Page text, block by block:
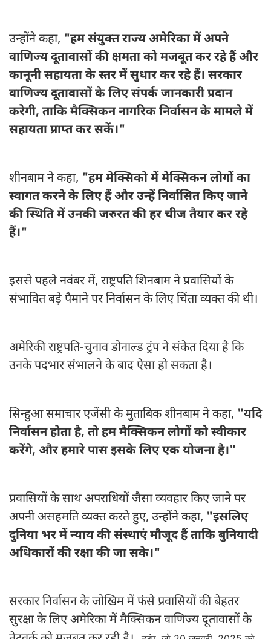
उन्होंने कहा, "हम संयुक्त राज्य अमेरिका में अपने
वाणिज्य दूतावासों की क्षमता को मजबूत कर रहे हैं और
कानूनी सहायता के स्तर में सुधार कर रहे हैं। सरकार
वाणिज्य दूतावासों के लिए संपर्क जानकारी प्रदान
करेगी, ताकि मैक्सिकन नागरिक निर्वासन के मामले में
सहायता प्राप्त कर सकें।"
शीनबाम ने कहा, "हम मेक्सिको में मेक्सिकन लोगों का
स्वागत करने के लिए हैं और उन्हें निर्वासित किए जाने
की स्थिति में उनकी जरुरत की हर चीज तैयार कर रहे
हैं।"
इससे पहले नवंबर में, राष्ट्रपति शिनबाम ने प्रवासियों के
संभावित बड़े पैमाने पर निर्वासन के लिए चिंता व्यक्त की थी।
अमेरिकी राष्ट्रपति-चुनाव डोनाल्ड ट्रंप ने संकेत दिया है कि
उनके पदभार संभालने के बाद ऐसा हो सकता है।
सिन्हुआ समाचार एजेंसी के मुताबिक शीनबाम ने कहा, "यदि
निर्वासन होता है, तो हम मैक्सिकन लोगों को स्वीकार
करेंगे, और हमारे पास इसके लिए एक योजना है।"
प्रवासियों के साथ अपराधियों जैसा व्यवहार किए जाने पर
अपनी असहमति व्यक्त करते हुए, उन्होंने कहा, "इसलिए
दुनिया भर में न्याय की संस्थाएं मौजूद हैं ताकि बुनियादी
अधिकारों की रक्षा की जा सके।"
सरकार निर्वासन के जोखिम में फंसे प्रवासियों की बेहतर
सुरक्षा के लिए अमेरिका में मैक्सिकन वाणिज्य दूतावासों के